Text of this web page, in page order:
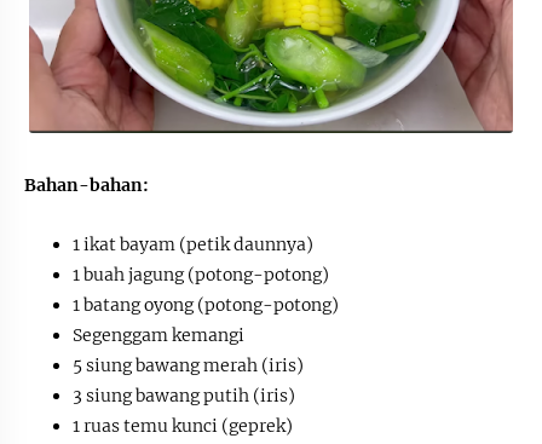
Bahan-bahan:
1 ikat bayam (petik daunnya)
1 buah jagung (potong-potong)
1 batang oyong (potong-potong)
Segenggam kemangi
5 siung bawang merah (iris)
3 siung bawang putih (iris)
1 ruas temu kunci (geprek)